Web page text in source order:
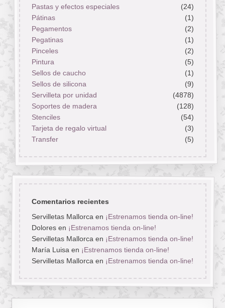
Pastas y efectos especiales
(24)
Pátinas
(1)
Pegamentos
(2)
Pegatinas
(1)
Pinceles
(2)
Pintura
(5)
Sellos de caucho
(1)
Sellos de silicona
(9)
Servilleta por unidad
(4878)
Soportes de madera
(128)
Stenciles
(54)
Tarjeta de regalo virtual
(3)
Transfer
(5)
Comentarios recientes
Servilletas Mallorcaen ¡Estrenamos tienda on-line!
Doloresen ¡Estrenamos tienda on-line!
Servilletas Mallorcaen ¡Estrenamos tienda on-line!
María Luisaen ¡Estrenamos tienda on-line!
Servilletas Mallorcaen ¡Estrenamos tienda on-line!